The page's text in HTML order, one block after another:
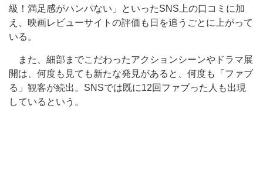
級！満足感がハンパない」といったSNS上の口コミに加
え、映画レビューサイトの評価も日を追うごとに上がって
いる。
また、細部までこだわったアクションシーンやドラマ展
開は、何度も見ても新たな発見があると、何度も「ファブ
る」観客が続出。SNSでは既に12回ファブった人も出現
しているという。